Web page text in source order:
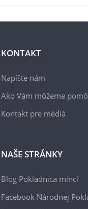
KONTAKT
Napíšte nám
Ako Vám môžeme
Kontakt pre médiá
NAŠE STRÁNKY
Blog Pokladnica mincí
Facebook Národnej